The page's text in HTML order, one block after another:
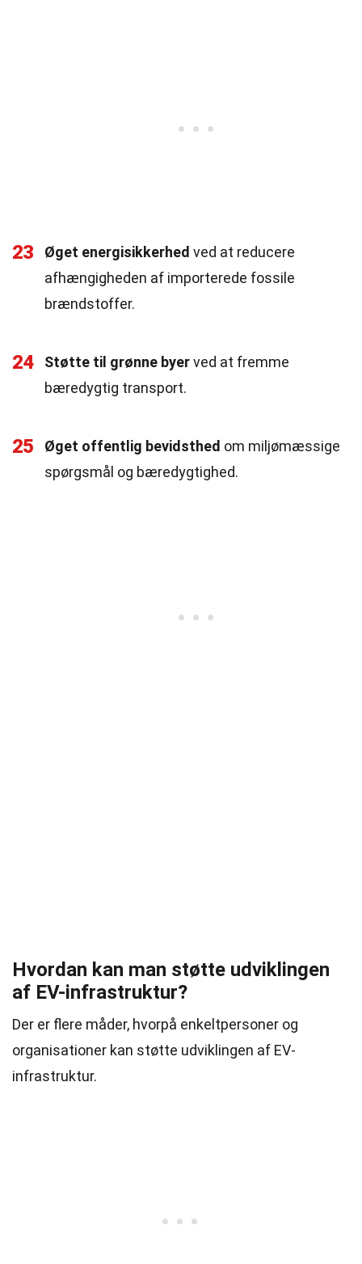
23 Øget energisikkerhed ved at reducere
afhængigheden af importerede fossile
brændstoffer.
24 Støtte til grønne byerved at fremme
bæredygtig transport.
25 Øget offentlig bevidsthed om miljømæssige
spørgsmål og bæredygtighed.
Hvordan kan man støtte udviklingen
af EV-infrastruktur?
Der er flere måder, hvorpå enkeltpersoner og
organisationer kan støtte udviklingen af EV-
infrastruktur.